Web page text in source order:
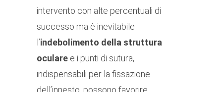
intervento con alte percentuali di
successo ma è inevitabile
l’indebolimento della struttura
oculare e i punti di sutura,
indispensabili per la fissazione